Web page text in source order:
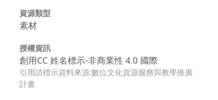
資源類型
素材
授權資訊
創用CC 姓名標示-非商業性 4.0 國際
引用請標示資料來源:數位文化資源服務與教學推廣
計畫